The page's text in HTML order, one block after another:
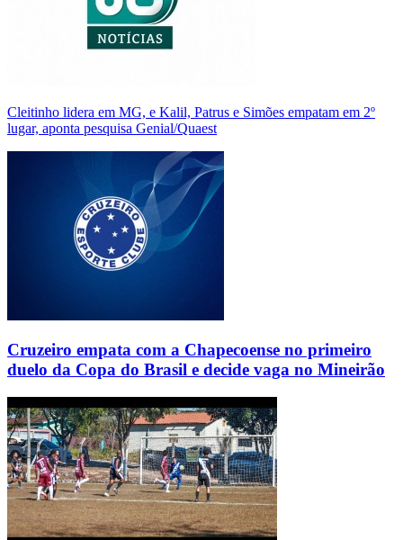
Cleitinho lidera em MG, e Kalil, Patrus e Simões empatam em 2º
lugar, aponta pesquisa Genial/Quaest
Cruzeiro empata com a Chapecoense no primeiro
duelo da Copa do Brasil e decide vaga no Mineirão